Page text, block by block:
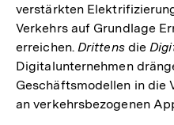
verstärkten
Verkehrs auf Grundlage
erreichen. Drittensdie
Digitalunternehmen
Geschäftsmodellen in die
an verkehrsbezogenen